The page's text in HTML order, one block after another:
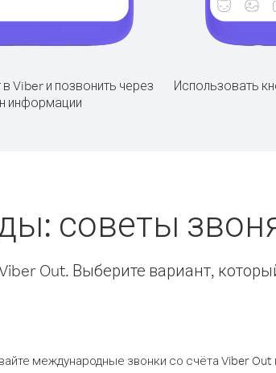
Viber и позвонить через
информации
Использовать
советы
Out. Выберите вариант,
международные звонки со счёта Viber